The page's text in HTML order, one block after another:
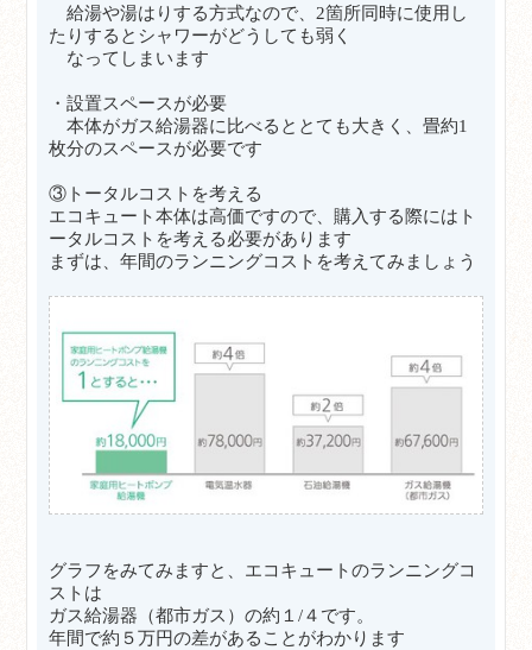
給湯や湯はりする方式なので、2箇所同時に使用し
たりするとシャワーがどうしても弱く
なってしまいます
・設置スペースが必要
本体がガス給湯器に比べるととても大きく、畳約1
枚分のスペースが必要です
③トータルコストを考える
エコキュート本体は高価ですので、購入する際にはト
ータルコストを考える必要があります
まずは、年間のランニングコストを考えてみましょう
グラフをみてみますと、エコキュートのランニングコ
ストは
ガス給湯器（都市ガス）の約１/４です。
年間で約５万円の差があることがわかります